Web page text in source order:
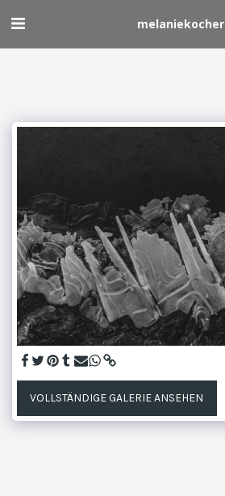
melaniekocher
VOLLSTÄNDIGE GALERIE ANSEHEN